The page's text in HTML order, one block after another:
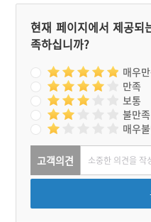
현재 페이지에서 제공되
족하십니까?
매우
만족
보통
불만족
매우
고객의견